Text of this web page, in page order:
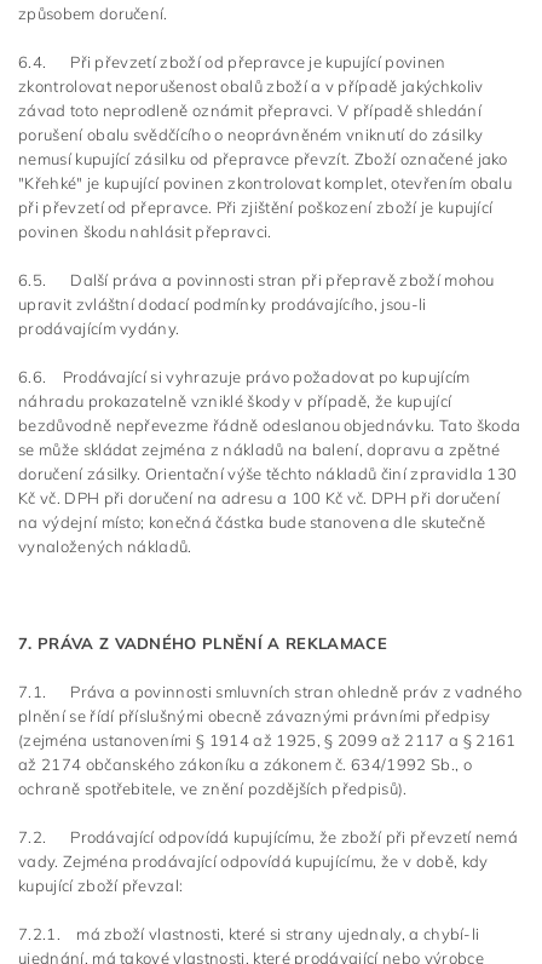
způsobem doručení.
6.4. Při převzetí zboží od přepravce je kupující povinen
zkontrolovat neporušenost obalů zboží a v případě jakýchkoliv
závad toto neprodleně oznámit přepravci. V případě shledání
porušení obalu svědčícího o neoprávněném vniknutí do zásilky
nemusí kupující zásilku od přepravce převzít. Zboží označené jako
"Křehké" je kupující povinen zkontrolovat komplet, otevřením obalu
při převzetí od přepravce. Při zjištění poškození zboží je kupující
povinen škodu nahlásit přepravci.
6.5. Další práva a povinnosti stran při přepravě zboží mohou
upravit zvláštní dodací podmínky prodávajícího, jsou-li
prodávajícím vydány.
6.6. Prodávající si vyhrazuje právo požadovat po kupujícím
náhradu prokazatelně vzniklé škody v případě, že kupující
bezdůvodně nepřevezme řádně odeslanou objednávku. Tato škoda
se může skládat zejména z nákladů na balení, dopravu a zpětné
doručení zásilky. Orientační výše těchto nákladů činí zpravidla 130
Kč vč. DPH při doručení na adresu a 100 Kč vč. DPH při doručení
na výdejní místo; konečná částka bude stanovena dle skutečně
vynaložených nákladů.
7. PRÁVA Z VADNÉHO PLNĚNÍ A REKLAMACE
7.1. Práva a povinnosti smluvních stran ohledně práv z vadného
plnění se řídí příslušnými obecně závaznými právními předpisy
(zejména ustanoveními § 1914 až 1925, § 2099 až 2117 a § 2161
až 2174 občanského zákoníku a zákonem č. 634/1992 Sb., o
ochraně spotřebitele, ve znění pozdějších předpisů).
7.2. Prodávající odpovídá kupujícímu, že zboží při převzetí nemá
vady. Zejména prodávající odpovídá kupujícímu, že v době, kdy
kupující zboží převzal:
7.2.1. má zboží vlastnosti, které si strany ujednaly, a chybí-li
ujednání, má takové vlastnosti, které prodávající nebo výrobce